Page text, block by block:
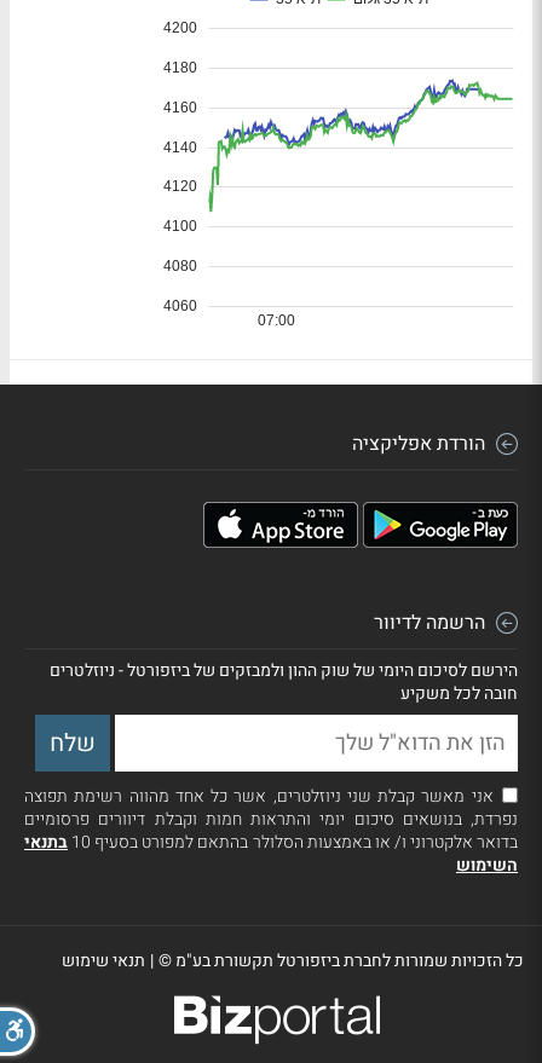
הורדת אפליקציה
הרשמה לדיוור
הירשם לסיכום היומי של שוק ההון ולמבזקים של ביזפורטל - ניוזלטרים
חובה לכל משקיע
אני מאשר קבלת שני ניוזלטרים, אשר כל אחד מהווה רשימת תפוצה
נפרדת, בנושאים סיכום יומי והתראות חמות וקבלת דיוורים פרסומיים
בדואר אלקטרוני ו/ או באמצעות הסלולר בהתאם למפורט בסעיף 10
בתנאי
השימוש
כל הזכויות שמורות לחברת ביזפורטל תקשורת בע"מ ©| תנאי שימוש